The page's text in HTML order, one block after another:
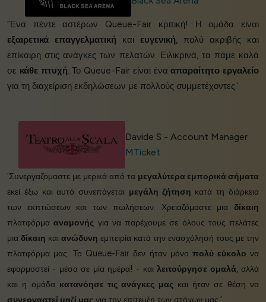
‘Ένα πέντε αστέρων Queue-Fair κριτική! Η ομάδα είναι
εξαιρετικά επαγγελματική και ευγενική, πολύ ακριβής και
επίκαιρη στις ανάγκες των πελατών. Ειλικρινά, τα πάμε καλά
σε κάθε πτυχή. Το Queue-Fair είναι ένααπαραίτητο εργαλείο
για τη διαχείριση εκδηλώσεων με πολλούς συμμετέχοντες.’
Davide S - Account Manager
MTicket
‘Συνεργαζόμαστε με μερικά από τα μεγαλύτερα εμπορικά σήματα
εκεί έξω και αυτό συνεπάγεται μεγάλη ζήτηση κατά τη διάρκεια
των εκπτώσεων και των πωλήσεων. Χρειαζόμαστε μια δίκαιη
πλατφόρμααναμονής για να παρέχουμε σε όλους τους πελάτες
μια δίκαιη και ανώδυνη εμπειρία κατά την ενασχόλησή τους με την
πλατφόρμα μας. Το Queue-Fair δεν ήταν μόνοπολύ εύκολο να
εφαρμοστεί - μέσα σε μία ημέρα! - καιλειτούργησε ομαλά, αλλά
και η ομάδα κατανόησε τις ανάγκες μας και ήταν σε θέση να
συνεργαστεί μαζί μας για την επίτευξη των στόχων μας.’